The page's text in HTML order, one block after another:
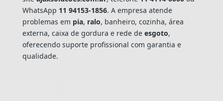
WhatsApp 11 94153-1856. A empresa atende
problemas em pia, ralo, banheiro, cozinha, área
externa, caixa de gordura e rede de esgoto,
oferecendo suporte profissional com garantia e
qualidade.